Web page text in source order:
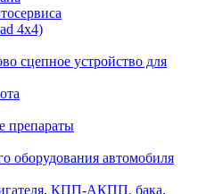
4x4)
сцепное устройство для
препараты
оборудования автомобиля
КПП-АКПП, бака,